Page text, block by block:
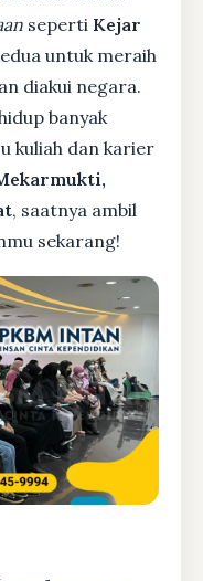
seperti Kejar
untuk meraih
diakui negara.
banyak
kuliah dan karier
, saatnya ambil
sekarang!